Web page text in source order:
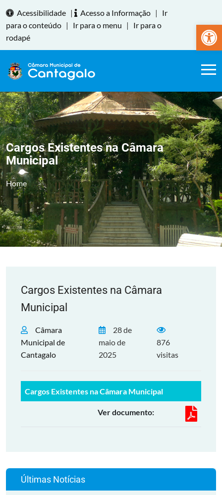
Abrir
Acessibilidade | Acesso a Informação |
Ir
para o conteúdo | Ir para o menu |
Ir para o
rodapé
Cargos Existentes na Câmara
Municipal
Home
Cargos Existentes na Câmara
Municipal
Câmara
Municipal de
Cantagalo
28 de
maio de
2025
876
visitas
Cargos Existentes na Câmara Municipal
Ver documento:
Últimas Notícias